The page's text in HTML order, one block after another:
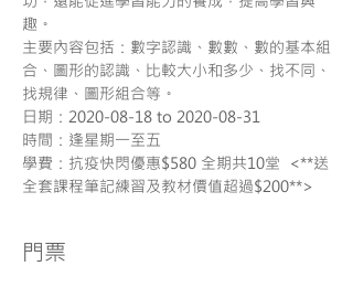
趣。
主要內容包括：數字認識、數數、數的基本組
合、圖形的認識、比較大小和多少、找不同、
找規律、圖形組合等。
日期：2020-08-18 to 2020-08-31
時間：逢星期一至五
學費：抗疫快閃優惠$580 全期共10堂  <**送
全套課程筆記練習及教材價值超過$200**>
門票